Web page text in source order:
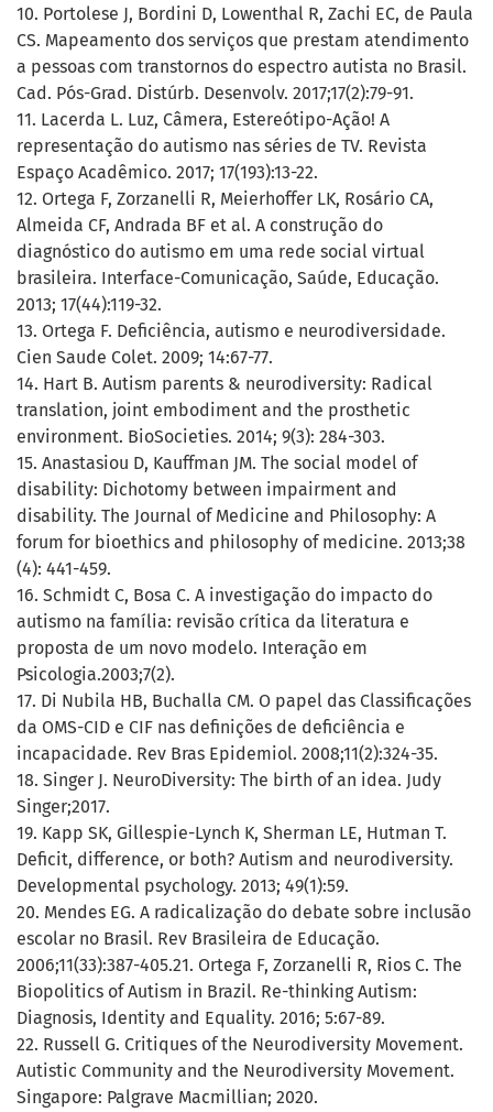
10. Portolese J, Bordini D, Lowenthal R, Zachi EC, de Paula
CS. Mapeamento dos serviços que prestam atendimento
a pessoas com transtornos do espectro autista no Brasil.
Cad. Pós-Grad. Distúrb. Desenvolv. 2017;17(2):79-91.
11. Lacerda L. Luz, Câmera, Estereótipo-Ação! A
representação do autismo nas séries de TV. Revista
Espaço Acadêmico. 2017; 17(193):13-22.
12. Ortega F, Zorzanelli R, Meierhoffer LK, Rosário CA,
Almeida CF, Andrada BF et al. A construção do
diagnóstico do autismo em uma rede social virtual
brasileira. Interface-Comunicação, Saúde, Educação.
2013; 17(44):119-32.
13. Ortega F. Deficiência, autismo e neurodiversidade.
Cien Saude Colet. 2009; 14:67-77.
14. Hart B. Autism parents & neurodiversity: Radical
translation, joint embodiment and the prosthetic
environment. BioSocieties. 2014; 9(3): 284-303.
15. Anastasiou D, Kauffman JM. The social model of
disability: Dichotomy between impairment and
disability. The Journal of Medicine and Philosophy: A
forum for bioethics and philosophy of medicine. 2013;38
(4): 441-459.
16. Schmidt C, Bosa C. A investigação do impacto do
autismo na família: revisão crítica da literatura e
proposta de um novo modelo. Interação em
Psicologia.2003;7(2).
17. Di Nubila HB, Buchalla CM. O papel das Classificações
da OMS-CID e CIF nas definições de deficiência e
incapacidade. Rev Bras Epidemiol. 2008;11(2):324-35.
18. Singer J. NeuroDiversity: The birth of an idea. Judy
Singer;2017.
19. Kapp SK, Gillespie-Lynch K, Sherman LE, Hutman T.
Deficit, difference, or both? Autism and neurodiversity.
Developmental psychology. 2013; 49(1):59.
20. Mendes EG. A radicalização do debate sobre inclusão
escolar no Brasil. Rev Brasileira de Educação.
2006;11(33):387-405.21. Ortega F, Zorzanelli R, Rios C. The
Biopolitics of Autism in Brazil. Re-thinking Autism:
Diagnosis, Identity and Equality. 2016; 5:67-89.
22. Russell G. Critiques of the Neurodiversity Movement.
Autistic Community and the Neurodiversity Movement.
Singapore: Palgrave Macmillian; 2020.